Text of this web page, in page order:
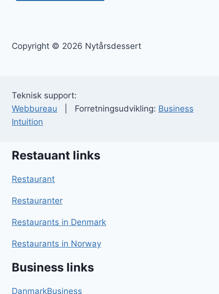
Copyright © 2026 Nytårsdessert
Teknisk support:
Webbureau | Forretningsudvikling: Business
Intuition
Restauant links
Restaurant
Restauranter
Restaurants in Denmark
Restaurants in Norway
Business links
DanmarkBusiness